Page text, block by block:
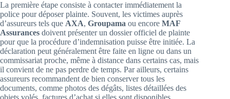
La première étape consiste à contacter immédiatement la
police pour déposer plainte. Souvent, les victimes auprès
d’assureurs tels que AXA, Groupama ou encore MAF
Assurances doivent présenter un dossier officiel de plainte
pour que la procédure d’indemnisation puisse être initiée. La
déclaration peut généralement être faite en ligne ou dans un
commissariat proche, même à distance dans certains cas, mais
il convient de ne pas perdre de temps. Par ailleurs, certains
assureurs recommandent de bien conserver tous les
documents, comme photos des dégâts, listes détaillées des
objets volés, factures d’achat si elles sont disponibles.